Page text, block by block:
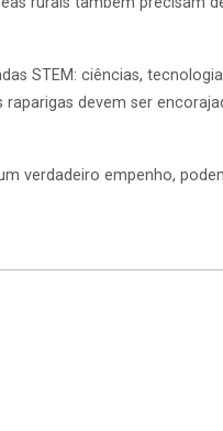
STEM: ciências,
devem ser
verdadeiro empenho,